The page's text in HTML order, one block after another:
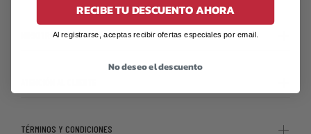
NOSOTROS
TÉRMINOS Y CONDICIONES
RECIBE TU DESCUENTO AHORA
Al registrarse, aceptas recibir ofertas especiales por email.
No deseo el descuento